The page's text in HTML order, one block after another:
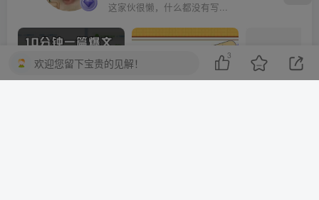
这家伙很懒，什么都没有写...
欢迎您留下宝贵的见解！
3